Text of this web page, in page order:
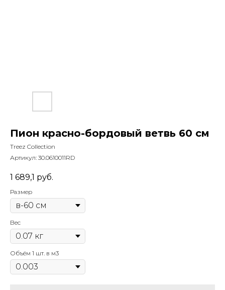
Пион красно-бордовый ветвь 60 см
Treez Collection
Артикул: 30.0610011RD
1 689,1 руб.
Размер
Вес
Объём 1 шт. в м3